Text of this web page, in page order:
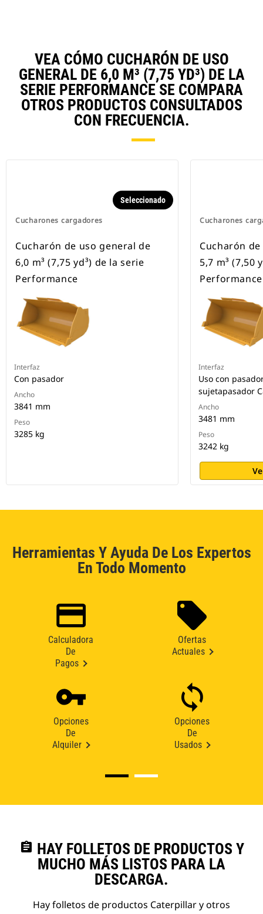
VEA CÓMO CUCHARÓN DE USO
GENERAL DE 6,0 M³ (7,75 YD³) DE LA
SERIE PERFORMANCE SE COMPARA
OTROS PRODUCTOS CONSULTADOS
CON FRECUENCIA.
Cucharones cargadores
Seleccionado
Cucharón de uso general de
6,0 m³ (7,75 yd³) de la serie
Performance
Interfaz
Con pasador
Ancho
3841 mm
Peso
3285 kg
Cucharones
Cucharón
5,7 m³ (7,50
Performance
Interfaz
Uso con
sujetapasador
Ancho
3481 mm
Peso
3242 kg
Herramientas Y Ayuda De Los Expertos
En Todo Momento
Calculadora
De
Pagos
Ofertas
Actuales
Opciones
De
Alquiler
Opciones
De
Usados
assignment HAY FOLLETOS DE PRODUCTOS Y
MUCHO MÁS LISTOS PARA LA
DESCARGA.
Hay folletos de productos Caterpillar y otros